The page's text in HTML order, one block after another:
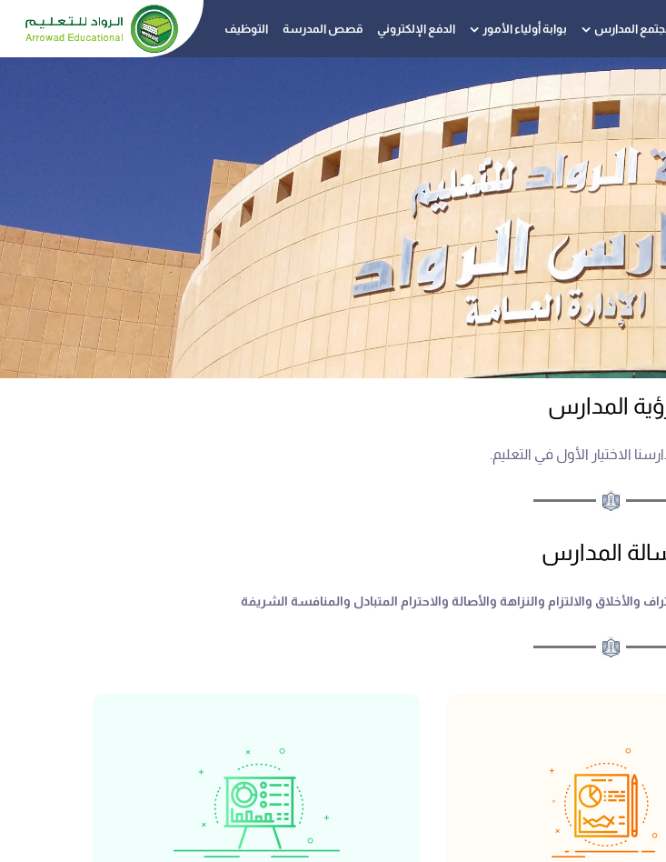
المدارس بوابة أولياء الأمور الدفع الإلكتروني قصص المدرسة التوظيف
المدارس
الاختيار الأول في التعليم.
المدارس
والأخلاق والالتزام والنزاهة والأصالة والاحترام المتبادل والمنافسة الشريفة